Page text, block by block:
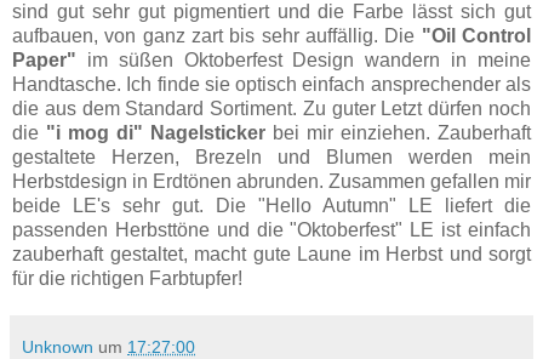
sind gut sehr gut pigmentiert und die Farbe lässt sich gut
aufbauen, von ganz zart bis sehr auffällig. Die "Oil Control
Paper" im süßen Oktoberfest Design wandern in meine
Handtasche. Ich finde sie optisch einfach ansprechender als
die aus dem Standard Sortiment. Zu guter Letzt dürfen noch
die "i mog di" Nagelsticker bei mir einziehen. Zauberhaft
gestaltete Herzen, Brezeln und Blumen werden mein
Herbstdesign in Erdtönen abrunden. Zusammen gefallen mir
beide LE's sehr gut. Die "Hello Autumn" LE liefert die
passenden Herbsttöne und die "Oktoberfest" LE ist einfach
zauberhaft gestaltet, macht gute Laune im Herbst und sorgt
für die richtigen Farbtupfer!
Unknown um 17:27:00